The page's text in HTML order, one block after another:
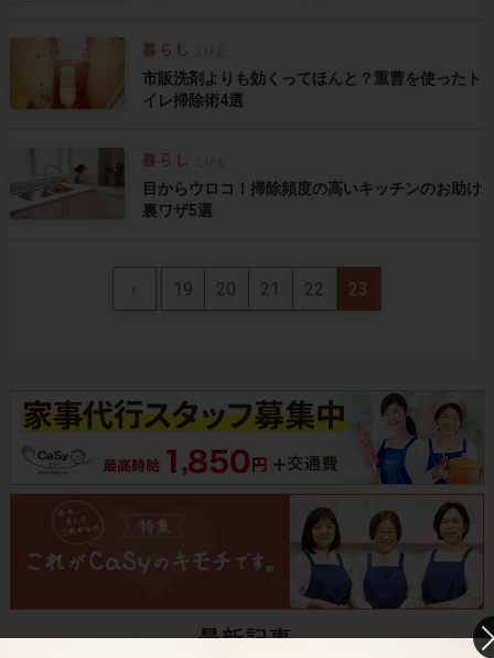
市販洗剤よりも効くってほんと？重曹を使ったト
イレ掃除術4選
目からウロコ！掃除頻度の高いキッチンのお助け
裏ワザ5選
‹ 19 20 21 22 23